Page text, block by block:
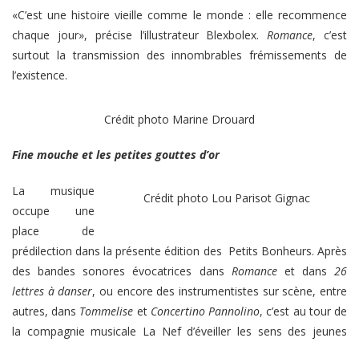
«C’est une histoire vieille comme le monde : elle recommence
chaque jour», précise l’illustrateur Blexbolex.Romance, c’est
surtout la transmission des innombrables frémissements de
l’existence.
Crédit photo Marine Drouard
Fine mouche et les petites gouttes d’or
Crédit photo Lou Parisot Gignac
La musique
occupe une
place de
prédilection dans la présente édition des Petits Bonheurs. Après
des bandes sonores évocatrices dans Romanceet dans 26
lettres à danser, ou encore des instrumentistes sur scène, entre
autres, dans Tommelise et Concertino Pannolino, c’est au tour de
la compagnie musicale La Nef d’éveiller les sens des jeunes